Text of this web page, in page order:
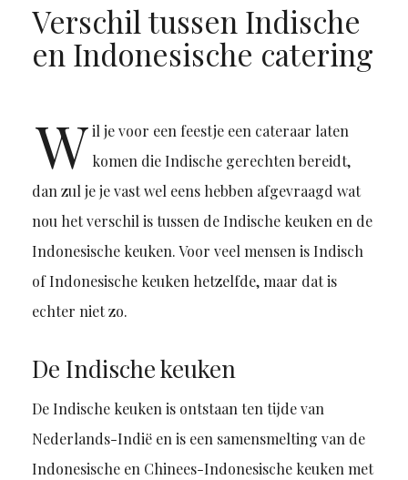
Verschil tussen Indische
en Indonesische catering
W il je voor een feestje een cateraar laten
komen die Indische gerechten bereidt,
dan zul je je vast wel eens hebben afgevraagd wat
nou het verschil is tussen de Indische keuken en de
Indonesische keuken. Voor veel mensen is Indisch
of Indonesische keuken hetzelfde, maar dat is
echter niet zo.
De Indische keuken
De Indische keuken is ontstaan ten tijde van
Nederlands-Indië en is een samensmelting van de
Indonesische en Chinees-Indonesische keuken met